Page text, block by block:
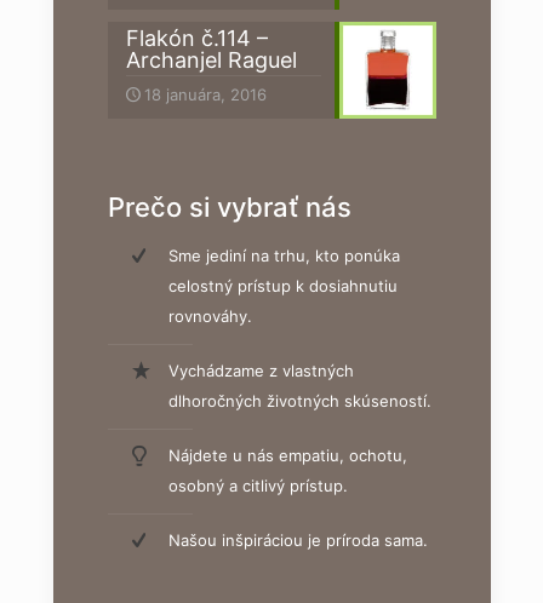
Flakón č.114 –
Archanjel Raguel
18 januára, 2016
Prečo si vybrať nás
Sme jediní na trhu, kto ponúka
celostný prístup k dosiahnutiu
rovnováhy.
Vychádzame z vlastných
dlhoročných životných skúseností.
Nájdete u nás empatiu, ochotu,
osobný a citlivý prístup.
Našou inšpiráciou je príroda sama.